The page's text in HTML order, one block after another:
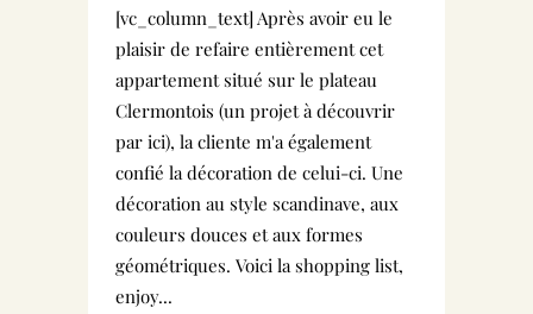
[vc_column_text] Après avoir eu le
plaisir de refaire entièrement cet
appartement situé sur le plateau
Clermontois (un projet à découvrir
par ici), la cliente m'a également
confié la décoration de celui-ci. Une
décoration au style scandinave, aux
couleurs douces et aux formes
géométriques. Voici la shopping list,
enjoy...